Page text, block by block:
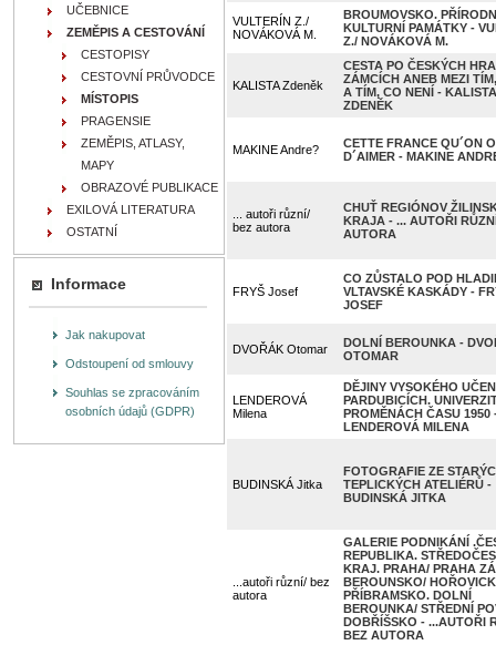
VULTERÍN Z./
NOVÁKOVÁ M.
BROUMOVSKO.
KULTURNÍ PAMÁTKY -
Z./ NOVÁKOVÁ M.
KALISTA Zdeněk
CESTA PO ČESKÝCH
ZÁMCÍCH ANEB MEZI
A TÍM, CO NENÍ - KALISTA
ZDENĚK
MAKINE Andre?
CETTE FRANCE QU´ON
D´AIMER - MAKINE
... autoři různí/
bez autora
CHUŤ REGIÓNOV
KRAJA - ... AUTOŘI
AUTORA
FRYŠ Josef
CO ZŮSTALO POD
VLTAVSKÉ KASKÁDY -
JOSEF
DVOŘÁK Otomar
DOLNÍ BEROUNKA -
OTOMAR
LENDEROVÁ
Milena
DĚJINY VYSOKÉHO
PARDUBICÍCH.
PROMĚNÁCH ČASU 1950
LENDEROVÁ MILENA
BUDINSKÁ Jitka
FOTOGRAFIE ZE
TEPLICKÝCH ATELIÉRŮ -
BUDINSKÁ JITKA
...autoři různí/ bez
autora
GALERIE PODNIKÁNÍ
REPUBLIKA.
KRAJ. PRAHA/ PRAHA
BEROUNSKO/
PŘÍBRAMSKO. DOLNÍ
BEROUNKA/ STŘEDNÍ
DOBŘÍŠSKO - ...AUTOŘI
BEZ AUTORA
UČEBNICE
ZEMĚPIS A CESTOVÁNÍ
CESTOPISY
CESTOVNÍ PRŮVODCE
MÍSTOPIS
PRAGENSIE
ZEMĚPIS, ATLASY,
MAPY
OBRAZOVÉ PUBLIKACE
EXILOVÁ LITERATURA
OSTATNÍ
Informace
Jak nakupovat
Odstoupení od smlouvy
Souhlas se zpracováním
osobních údajů (GDPR)